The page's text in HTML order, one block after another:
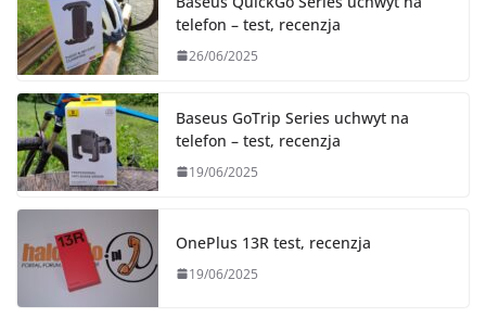
telefon – test, recenzja
26/06/2025
Baseus GoTrip Series uchwyt na
telefon – test, recenzja
19/06/2025
OnePlus 13R test, recenzja
19/06/2025